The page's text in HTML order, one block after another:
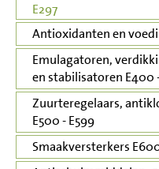
E297
Antioxidanten en
Emulagatoren,
en stabilisatoren E400
Zuurteregelaars,
E500 - E599
Smaakversterkers